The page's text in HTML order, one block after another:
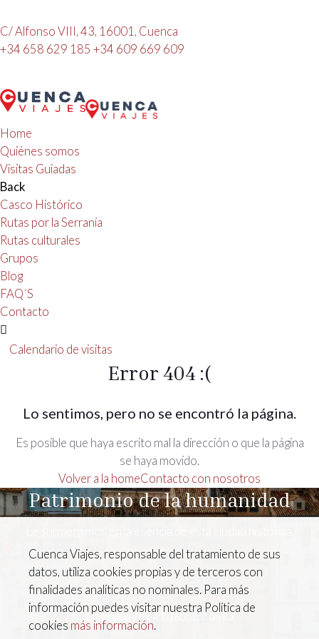
C/ Alfonso VIII, 43, 16001, Cuenca
+34 658 629 185 +34 609 669 609
Home
Quiénes somos
Visitas Guiadas
Back
Casco Histórico
Rutas por la Serranía
Rutas culturales
Grupos
Blog
FAQ´S
Contacto
Calendario de visitas
Error 404 :(
Lo sentimos, pero no se encontró la página.
Es posible que haya escrito mal la dirección o que la página
se haya movido.
Volver a la homeContacto con nosotros
Patrimonio de la humanidad
C/ Alfonso VIII, 43, 16001, Cuenca
Cuenca Viajes, responsable del tratamiento de sus
datos, utiliza cookies propias y de terceros con
finalidades analíticas no nominales. Para más
información puedes visitar nuestra Política de
cookies más información.